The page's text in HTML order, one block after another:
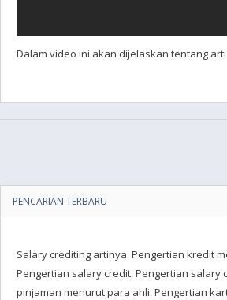
Dalam video ini akan dijelaskan tentang
PENCARIAN TERBARU
Salary crediting artinya. Pengertian kredit
Pengertian salary credit. Pengertian salary
pinjaman menurut para ahli. Pengertian